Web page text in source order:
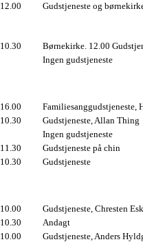
12.00
Gudstjeneste og
10.30
Børnekirke. 12.00
Ingen gudstjeneste
16.00
Familiesanggudstjeneste,
10.30
Gudstjeneste, Allan Thing
Ingen gudstjeneste
11.30
Gudstjeneste på chin
10.30 Gudstjeneste
10.00
Gudstjeneste, Chresten
10.30
Andagt
10.00
Gudstjeneste, Anders